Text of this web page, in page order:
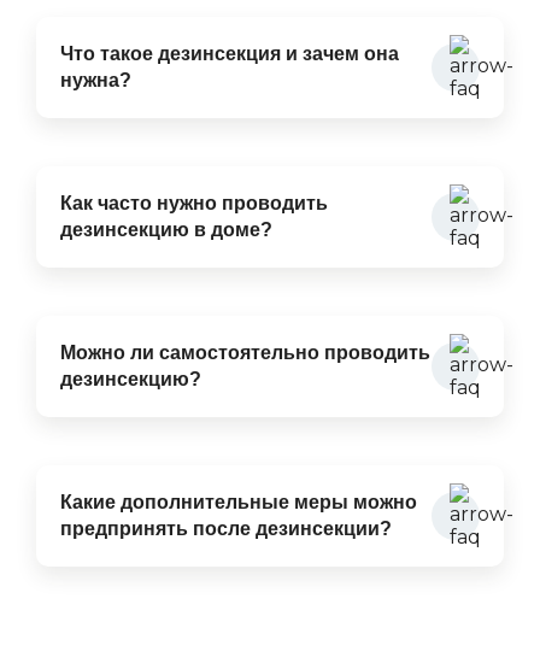
Что такое дезинсекция и зачем она
нужна?
Как часто нужно проводить
дезинсекцию в доме?
Можно ли самостоятельно проводить
дезинсекцию?
Какие дополнительные меры можно
предпринять после дезинсекции?